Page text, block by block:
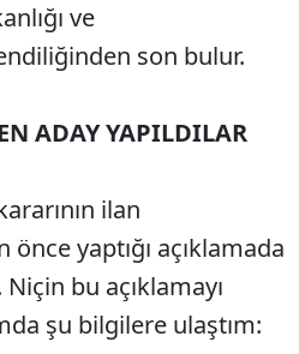
ve
son bulur.
ADAY YAPILDILAR
ilan
yaptığı açıklamada
bu açıklamayı
şu bilgilere ulaştım: